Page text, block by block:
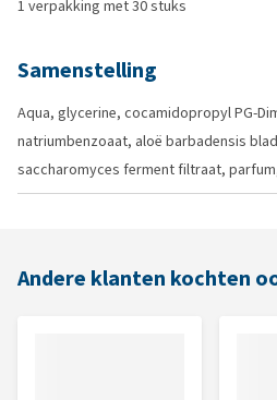
1 verpakking met 30 stuks
Samenstelling
Aqua, glycerine, cocamidopropyl PG-
natriumbenzoaat, aloë barbadensis
saccharomyces ferment filtraat,
Andere klanten kochten